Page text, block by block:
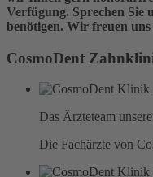
Verfügung. Sprechen Sie
benötigen. Wir freuen
CosmoDent
Das Ärzteteam
Die Fachärzte von